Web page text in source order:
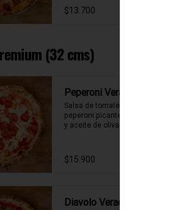
$13.700
(32 cms)
Peperoni Verace
Salsa de tomate, fior di latte,
peperoni picante, merkén, orégano
y aceite de oliva.
$15.900
Diavolo Verace